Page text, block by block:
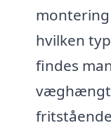
hvilken
findes